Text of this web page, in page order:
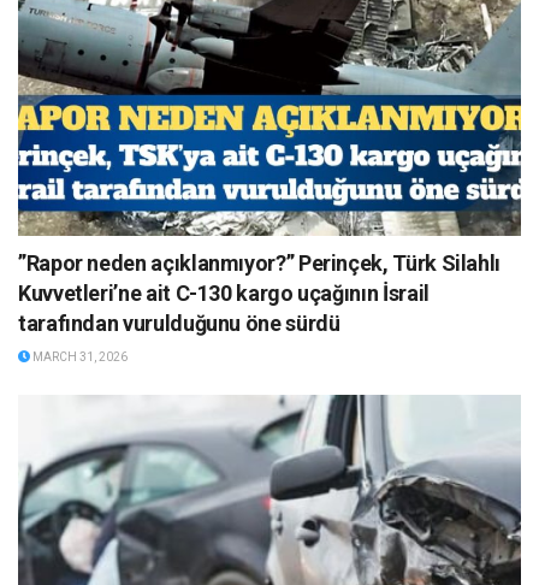
”Rapor neden açıklanmıyor?” Perinçek, Türk Silahlı
Kuvvetleri’ne ait C-130 kargo uçağının İsrail
tarafından vurulduğunu öne sürdü
MARCH 31, 2026